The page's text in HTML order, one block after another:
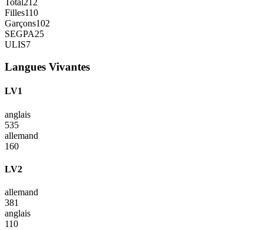
Filles110
Garçons102
SEGPA25
ULIS7
Langues Vivantes
LV1
anglais
535
allemand
160
LV2
allemand
381
anglais
110